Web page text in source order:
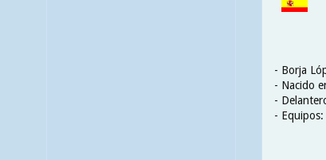
- Borja
- Nacido
-
-